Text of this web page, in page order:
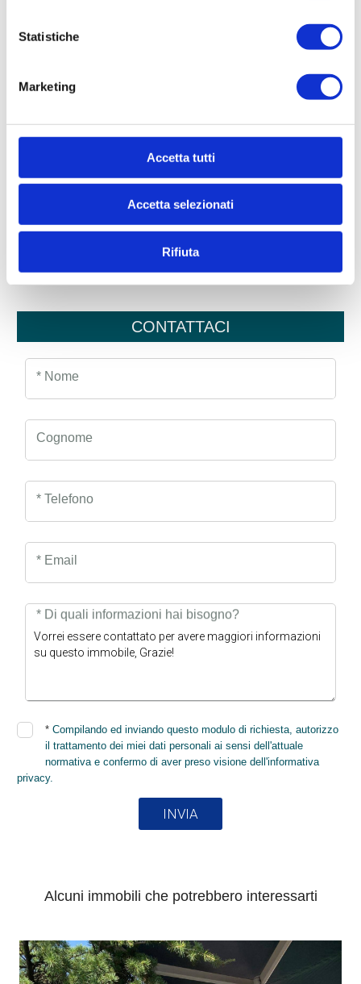
Statistiche
Marketing
Accetta tutti
Accetta selezionati
Rifiuta
P.IVA: 02533900961
info@sogimres.net
02262638 ...
CONTATTACI
* Nome
Cognome
* Telefono
* Email
* Di quali informazioni hai bisogno?
*Compilando ed inviando questo modulo di richiesta, autorizzo
il trattamento dei miei dati personali ai sensi dell'attuale
normativa e confermo di aver preso visione dell'informativa
privacy.
INVIA
Alcuni immobili che potrebbero interessarti